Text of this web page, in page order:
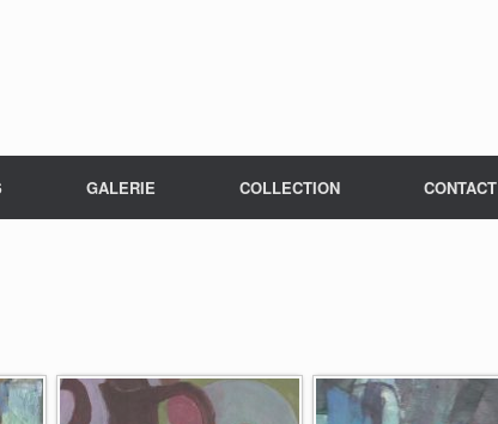
GALERIE COLLECTION CONTACT